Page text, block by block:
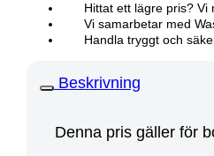
Hittat ett lägre pris? Vi
Vi samarbetar med
Handla tryggt och
Beskrivning
Denna pris gäller för